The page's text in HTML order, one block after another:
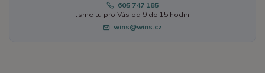
605 747 185
Jsme tu pro Vás od 9 do 15 hodin
wins@wins.cz